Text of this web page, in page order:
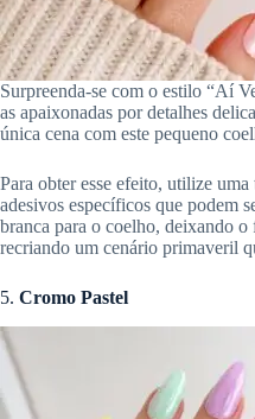
Surpreenda-se com o estilo “Aí
as apaixonadas por detalhes
única cena com este pequeno
Para obter esse efeito, utilize
adesivos específicos que podem
branca para o coelho, deixando
recriando um cenário primaveril
5. Cromo Pastel